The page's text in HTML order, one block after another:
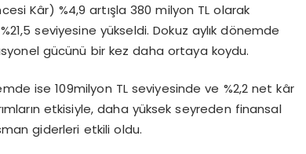
Kâr) %4,9 artışla 380 milyon TL olarak
seviyesine yükseldi. Dokuz aylık dönemde
gücünü bir kez daha ortaya koydu.
ise 109milyon TL seviyesinde ve %2,2 net kâr
etkisiyle, daha yüksek seyreden finansal
giderleri etkili oldu.